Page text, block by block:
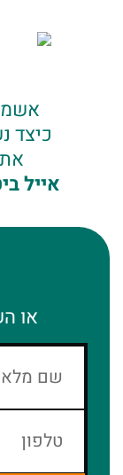
כיצד
אייל
או